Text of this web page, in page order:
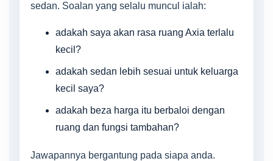
sedan. Soalan yang selalu muncul ialah:
adakah saya akan rasa ruang Axia terlalu
kecil?
adakah sedan lebih sesuai untuk keluarga
kecil saya?
adakah beza harga itu berbaloi dengan
ruang dan fungsi tambahan?
Jawapannya bergantung pada siapa anda.